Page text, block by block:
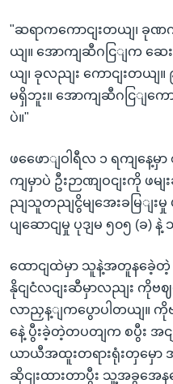
"ဆရာကကောငျးတယျ၊ ခုဏ
ယျ။ အောကျဆီဂငြျက ဆေ
ယျ၊ ခုလညျး ကောငျးတယျ
မရှိဘူး။ အောကျဆီဂငြျကေ
ပဲ။"
ဖဖေောျဝါရီလ ၁ ရကျနေ့မှ
ကျမှာပဲ ဦးဉာဏျဝငျးကို ဖမ
ညျသူတညျငွိမျအေးခမြျး
ပျဆောငျမှု ပုဒျမ ၅၀၅ (ခ)
ထောငျထဲမှာ သူနဲ့အတူနခေဲ့တဲ့ ရ
နိုငျငံလငျးဆီမှာလညျး ကိုဗ
လာညှန့ျကပွောပါတယျ။ ကိုဗ
နေဲ့ ပွီးခဲ့တဲ့တပတျက စပွီး အင
ယာယီအထူးတရားရုံးတှမှော
ဆိုငျးထားတာပွီး သူ့အခွအေ